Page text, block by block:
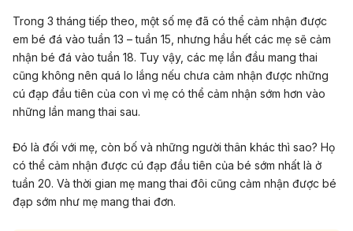
Trong 3 tháng tiếp theo, một số mẹ đã có thể cảm nhận được
em bé đá vàotuần 13 –tuần 15 , nhưng hầu hết các mẹ sẽ cảm
nhận bé đá vào tuần 18. Tuy vậy, các mẹ lần đầu mang thai
cũng không nên quá lo lắng nếu chưa cảm nhận được những
cú đạp đầu tiên của con vì mẹ có thể cảm nhận sớm hơn vào
những lần mang thai sau.
Đó là đối với mẹ, còn bố và những người thân khác thì sao? Họ
có thể cảm nhận được cú đạp đầu tiên của bé sớm nhất là ở
tuần 20. Và thời gian mẹ mang thai đôi cũng cảm nhận được bé
đạp sớm như mẹ mang thai đơn.